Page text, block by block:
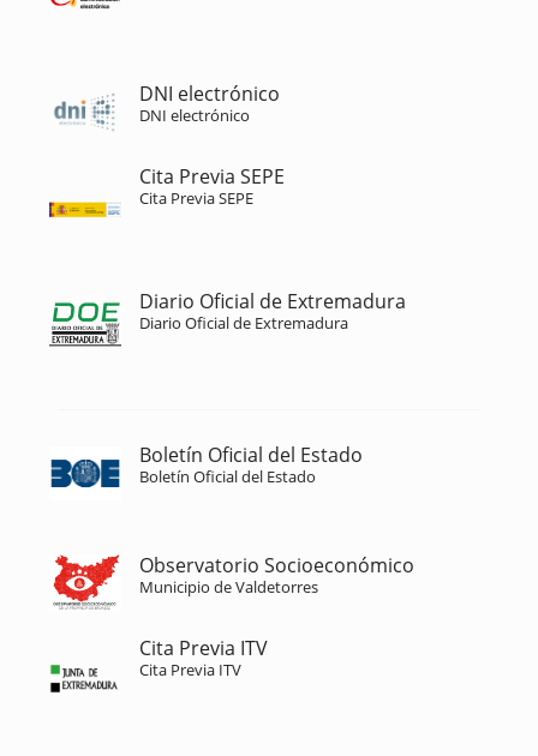
DNI electrónico
DNI electrónico
Cita Previa SEPE
Cita Previa SEPE
Diario Oficial de Extremadura
Diario Oficial de Extremadura
Boletín Oficial del Estado
Boletín Oficial del Estado
Observatorio Socioeconómico
Municipio de Valdetorres
Cita Previa ITV
Cita Previa ITV